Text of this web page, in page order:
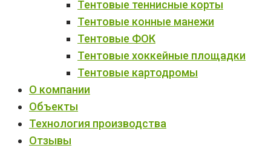
Тентовые теннисные корты
Тентовые конные манежи
Тентовые ФОК
Тентовые хоккейные площадки
Тентовые картодромы
О компании
Объекты
Технология производства
Отзывы